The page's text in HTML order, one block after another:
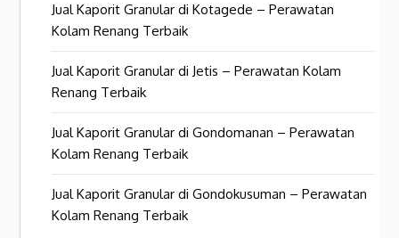
Jual Kaporit Granular di Kotagede – Perawatan
Kolam Renang Terbaik
Jual Kaporit Granular di Jetis – Perawatan Kolam
Renang Terbaik
Jual Kaporit Granular di Gondomanan – Perawatan
Kolam Renang Terbaik
Jual Kaporit Granular di Gondokusuman – Perawatan
Kolam Renang Terbaik